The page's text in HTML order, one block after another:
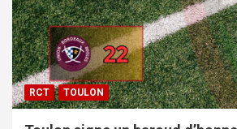
RCT TOULON